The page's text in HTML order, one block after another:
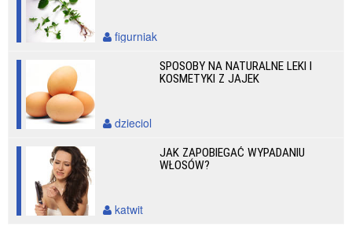
figurniak
SPOSOBY NA NATURALNE LEKI I
KOSMETYKI Z JAJEK
dzieciol
JAK ZAPOBIEGAĆ WYPADANIU
WŁOSÓW?
katwit